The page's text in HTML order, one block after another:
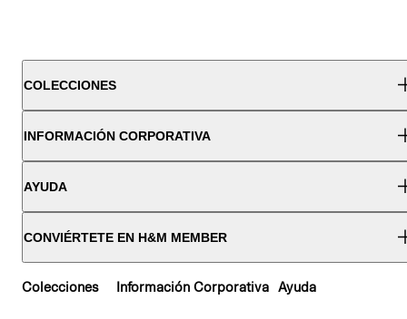
COLECCIONES
INFORMACIÓN CORPORATIVA
AYUDA
CONVIÉRTETE EN H&M MEMBER
Colecciones Información Corporativa Ayuda